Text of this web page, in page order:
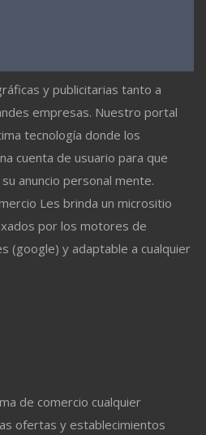
y publicitarias tanto a
empresas. Nuestro portal
tecnología donde los
cuenta de usuario para que
anuncio personal mente.
Les brinda un micrositio
por los motores de
(google) y adaptable a cualquier
de comercio cualquier
ofertas y establecimientos